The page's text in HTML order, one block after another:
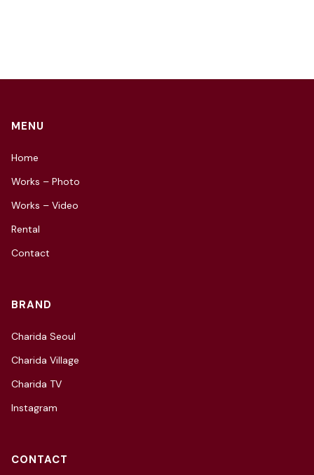
MENU
Home
Works – Photo
Works – Video
Rental
Contact
BRAND
Charida Seoul
Charida Village
Charida TV
Instagram
CONTACT